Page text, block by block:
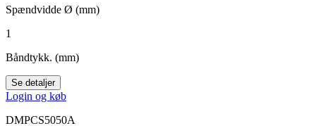
Spændvidde Ø (mm)
1
Båndtykk. (mm)
Se detaljer
Login og køb
DMPCS5050A